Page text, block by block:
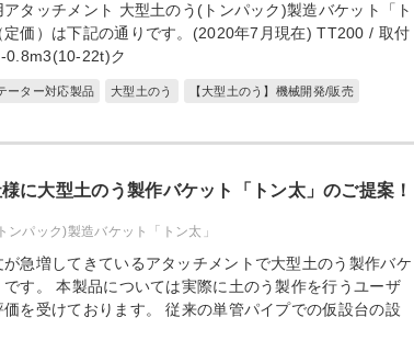
タッチメント 大型土のう(トンパック)製造バケット「ト
定価）は下記の通りです。(2020年7月現在) TT200 / 取付
0.8m3(10-22t)ク
ーター対応製品 大型土のう 【大型土のう】機械開発/販売
に大型土のう製作バケット「トン太」のご提案！
ンパック)製造バケット「トン太」
が急増してきているアタッチメントで大型土のう製作バケ
です。 本製品については実際に土のう製作を行うユーザ
価を受けております。 従来の単管パイプでの仮設台の設